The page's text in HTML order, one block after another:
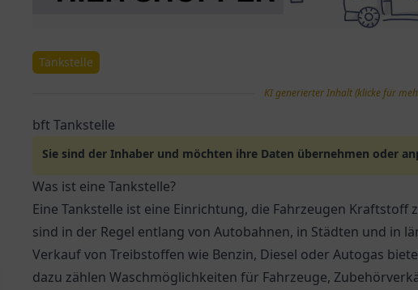
Tankstelle
KI generierter Inhalt (klicke für
bft Tankstelle
Sie sind der Inhaber und möchten ihre Daten übernehmen oder
Was ist eine Tankstelle?
Eine Tankstelle ist eine Einrichtung, die Fahrzeugen Kraftstoff
sind in der Regel entlang von Autobahnen, in Städten und in
Verkauf von Treibstoffen wie Benzin, Diesel oder Autogas
dazu zählen Waschmöglichkeiten für Fahrzeuge,